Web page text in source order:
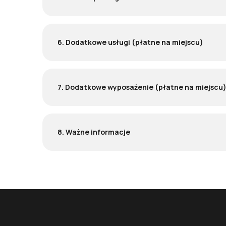
6. Dodatkowe usługi (płatne na miejscu)
7. Dodatkowe wyposażenie (płatne na miejscu)
8. Ważne informacje